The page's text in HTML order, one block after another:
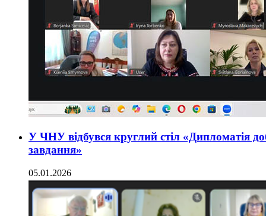
У ЧНУ відбувся круглий стіл «Дипломатія
завдання»
05.01.2026